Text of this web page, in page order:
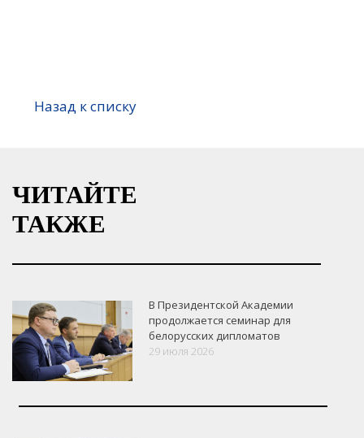
Назад к списку
ЧИТАЙТЕ
ТАКЖЕ
В Президентской Академии
продолжается семинар для
белорусских дипломатов
29 июля 2026